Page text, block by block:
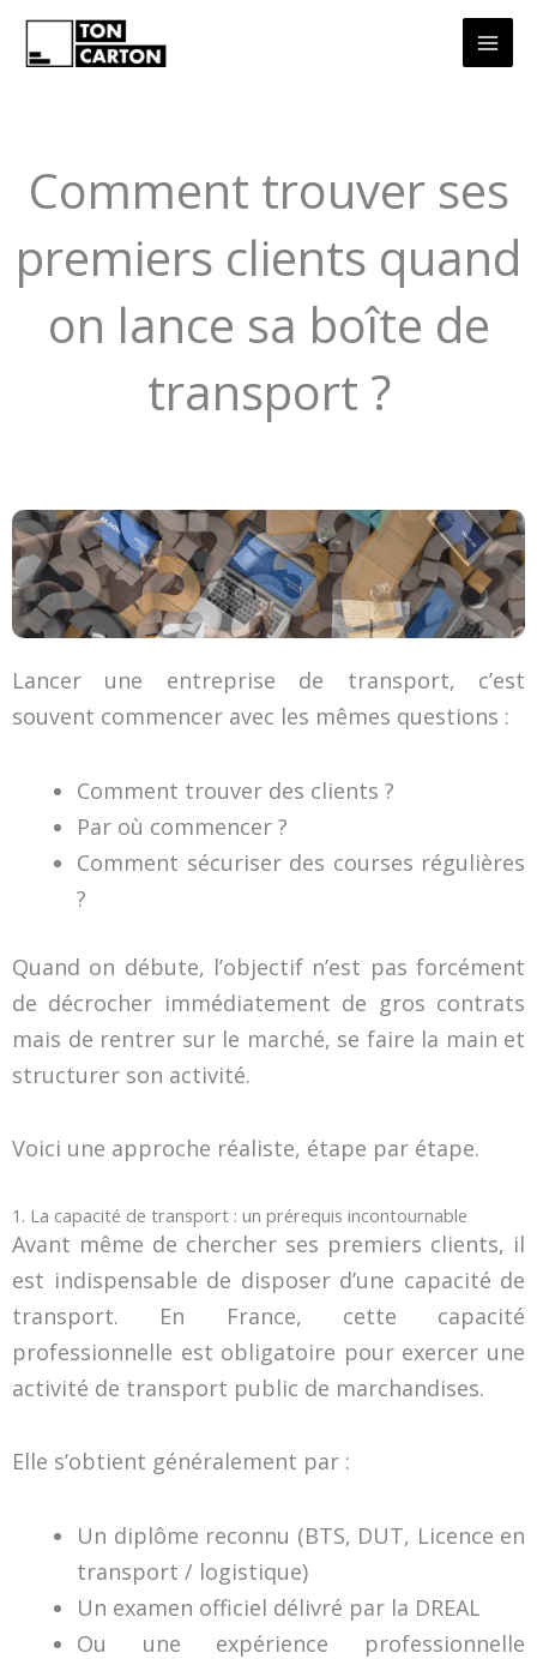
contenu
Comment trouver ses
premiers clients quand
on lance sa boîte de
transport ?
Lancer une entreprise de transport, c’est
souvent commencer avec les mêmes questions :
Comment trouver des clients ?
Par où commencer ?
Comment sécuriser des courses régulières
?
Quand on débute, l’objectif n’est pas forcément
de décrocher immédiatement de gros contrats
mais de rentrer sur le marché, se faire la main et
structurer son activité.
Voici une approche réaliste, étape par étape.
1. La capacité de transport : un prérequis incontournable
Avant même de chercher ses premiers clients, il
est indispensable de disposer d’une capacité de
transport. En France, cette capacité
professionnelle est obligatoire pour exercer une
activité de transport public de marchandises.
Elle s’obtient généralement par :
Un diplôme reconnu (BTS, DUT, Licence en
transport / logistique)
Un examen officiel délivré par la DREAL
Ou une expérience professionnelle